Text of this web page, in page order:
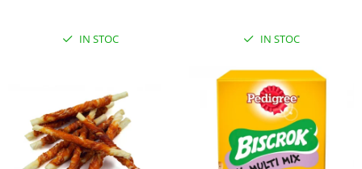
IN STOC IN STOC